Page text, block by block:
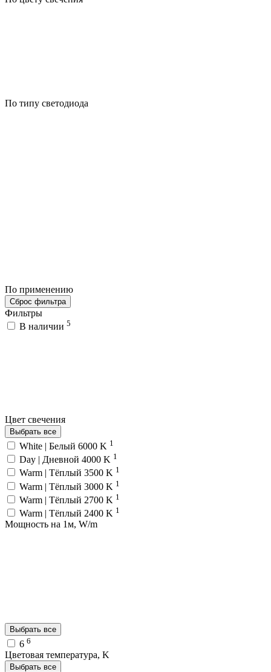
По типу светодиода
По применению
Сброс фильтра
Фильтры
В наличии 5
Цвет свечения
Выбрать все
White | Белый 6000 K 1
Day | Дневной 4000 K 1
Warm | Тёплый 3500 K 1
Warm | Тёплый 3000 K 1
Warm | Тёплый 2700 K 1
Warm | Тёплый 2400 K 1
Мощность на 1м, W/m
Выбрать все
6 6
Цветовая температура, K
Выбрать все